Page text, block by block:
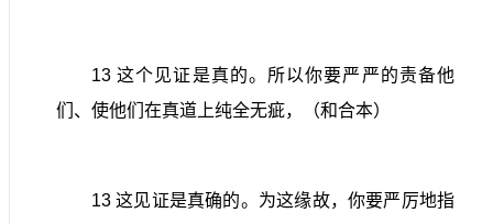
13这个见证是真的。所以你要严严的责备他
们、使他们在真道上纯全无疵，（和合本）
13这见证是真确的。为这缘故，你要严厉地指